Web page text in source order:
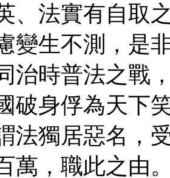
、法實有自取
變生不測，是
治時普法之戰
破身俘為天下
法獨居惡名，
萬，職此之由